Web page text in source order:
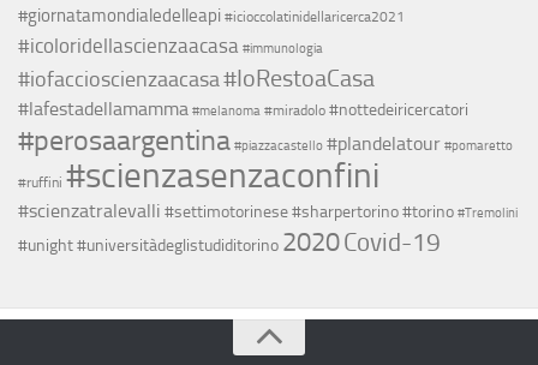
#giornatamondialedelleapi #icioccolatinidellaricerca2021
#icoloridellascienzaacasa #immunologia
#iofaccioscienzaacasa #IoRestoaCasa
#lafestadellamamma #melanoma #miradolo #nottedeiricercatori
#perosaargentina #piazzacastello #plandelatour #pomaretto
#ruffini #scienzasenzaconfini
#scienzatralevalli #settimotorinese#sharpertorino#torino #Tremolini
#unight#universitàdeglistudiditorino 2020Covid-19